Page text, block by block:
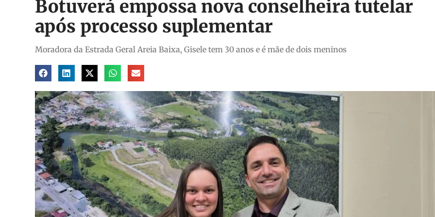
Botuverá empossa nova conselheira tutelar
após processo suplementar
Moradora da Estrada Geral Areia Baixa, Gisele tem 30 anos e é mãe de dois meninos